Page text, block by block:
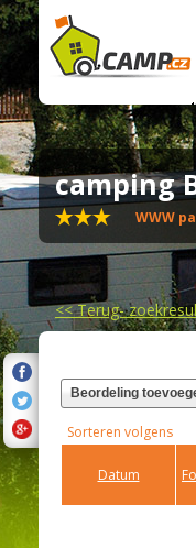
camping
WWW
<<Terug-
Beordeling
Sorteren volgens
Datum